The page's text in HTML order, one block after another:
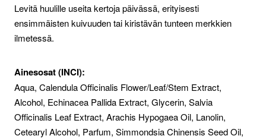
Levitä huulille useita kertoja päivässä, erityisesti
ensimmäisten kuivuuden tai kiristävän tunteen merkkien
ilmetessä.
Ainesosat (INCI):
Aqua, Calendula Officinalis Flower/Leaf/Stem Extract,
Alcohol, Echinacea Pallida Extract, Glycerin, Salvia
Officinalis Leaf Extract, Arachis Hypogaea Oil, Lanolin,
Cetearyl Alcohol, Parfum, Simmondsia Chinensis Seed Oil,